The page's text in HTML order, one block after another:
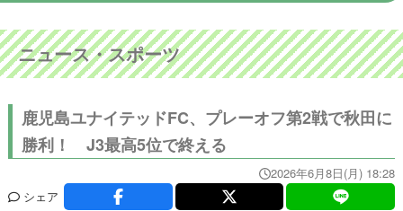
ニュース・スポーツ
鹿児島ユナイテッドFC、プレーオフ第2戦で秋田に
勝利！ J3最高5位で終える
2026年6月8日(月) 18:28
シェア